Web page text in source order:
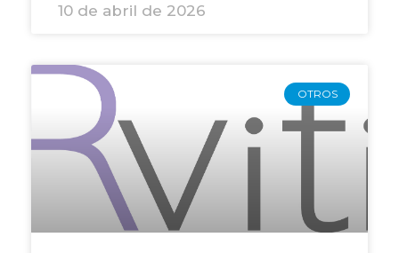
10 de abril de 2026
OTROS